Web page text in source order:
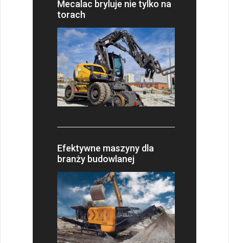
Mecalac bryluje nie tylko na
torach
Efektywne maszyny dla
branży budowlanej